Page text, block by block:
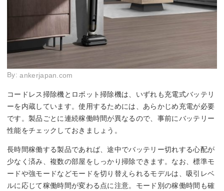
By:ankerjapan.com
コードレス掃除機とロボット掃除機は、いずれも充電式バッテリ
ーを内蔵しています。使用するためには、あらかじめ充電が必要
です。製品ごとに連続稼働時間が異なるので、事前にバッテリー
性能をチェックしておきましょう。
長時間稼働する製品であれば、途中でバッテリー切れする心配が
少なく済み、複数の部屋をしっかり掃除できます。なお、標準モ
ードや強モードなどモードを切り替えられるモデルは、吸引レベ
ルに応じて稼働時間が変わる点に注意。モード別の稼働時間も確